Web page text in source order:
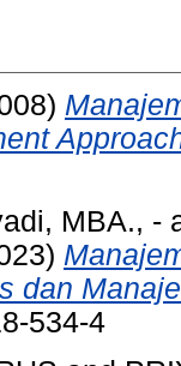
MBA., -
dan
534-4